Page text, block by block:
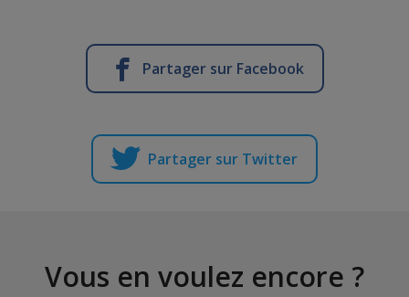
Partager sur Facebook
Partager sur Twitter
Vous en voulez encore ?